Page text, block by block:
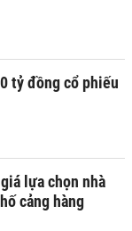
tỷ đồng cổ phiếu
lựa chọn nhà
cảng hàng